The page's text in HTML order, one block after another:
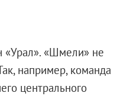
«Урал». «Шмели» не
например, команда
центрального